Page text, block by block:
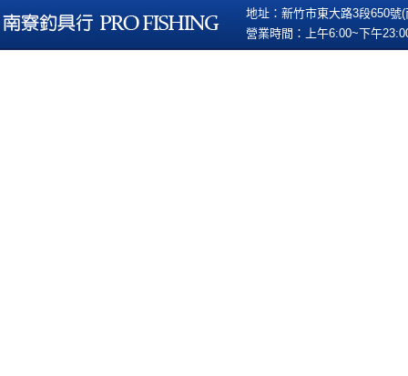
地址：新竹市東大路3段650
營業時間：上午6:00~下午